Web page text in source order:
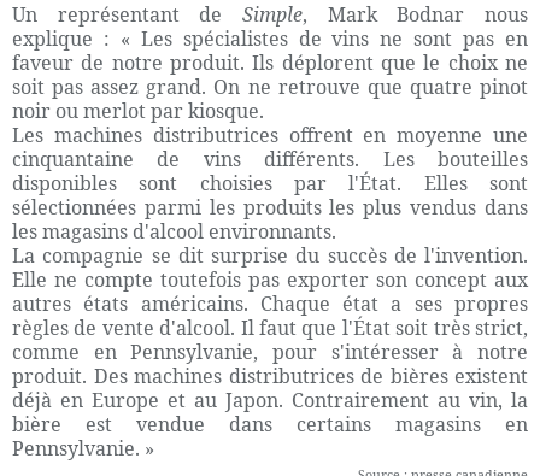
Un représentant de Simple, Mark Bodnar nous
explique : « Les spécialistes de vins ne sont pas en
faveur de notre produit. Ils déplorent que le choix ne
soit pas assez grand. On ne retrouve que quatre pinot
noir ou merlot par kiosque.
Les machines distributrices offrent en moyenne une
cinquantaine de vins différents. Les bouteilles
disponibles sont choisies par l'État. Elles sont
sélectionnées parmi les produits les plus vendus dans
les magasins d'alcool environnants.
La compagnie se dit surprise du succès de l'invention.
Elle ne compte toutefois pas exporter son concept aux
autres états américains. Chaque état a ses propres
règles de vente d'alcool. Il faut que l'État soit très strict,
comme en Pennsylvanie, pour s'intéresser à notre
produit. Des machines distributrices de bières existent
déjà en Europe et au Japon. Contrairement au vin, la
bière est vendue dans certains magasins en
Pennsylvanie. »